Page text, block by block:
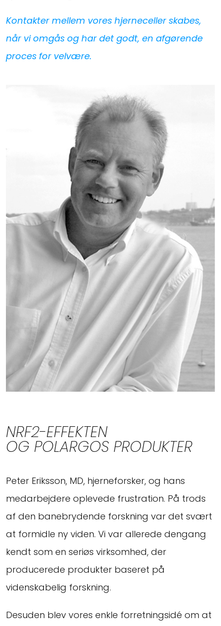
Kontakter mellem vores hjerneceller skabes,
når vi omgås og har det godt, en afgørende
proces for velvære.
NRF2-EFFEKTEN
OG POLARGOS PRODUKTER
Peter Eriksson, MD, hjerneforsker, og hans
medarbejdere oplevede frustration. På trods
af den banebrydende forskning var det svært
at formidle ny viden. Vi var allerede dengang
kendt som en seriøs virksomhed, der
producerede produkter baseret på
videnskabelig forskning.
Desuden blev vores enkle forretningsidé om at